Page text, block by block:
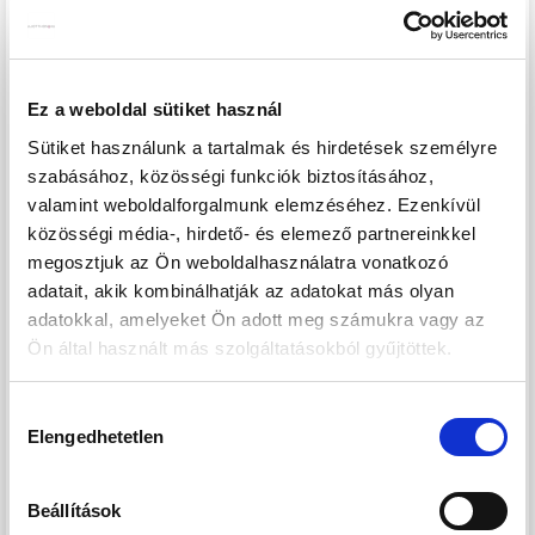
Ez a weboldal sütiket használ
Sütiket használunk a tartalmak és hirdetések személyre
szabásához, közösségi funkciók biztosításához,
valamint weboldalforgalmunk elemzéséhez. Ezenkívül
közösségi média-, hirdető- és elemező partnereinkkel
megosztjuk az Ön weboldalhasználatra vonatkozó
adatait, akik kombinálhatják az adatokat más olyan
adatokkal, amelyeket Ön adott meg számukra vagy az
Ön által használt más szolgáltatásokból gyűjtöttek.
kiválasztása
Elengedhetetlen
Beállítások
tartalommal rendelkező lakásokat. A projekt már
A korszerű kialakítás, a látványos homlokzat és a
hőszivattyús rendszer nemcsak modern életérzést, hanem
alacsony fenntartási költséget is biztosít. Ideális választás
saját otthonnak és befektetésnek egyaránt.
A kínálatban 30–104 m² közötti, 1–4 szobás lakások
érhetők el, többféle elrendezéssel. Minden lakáshoz erkély,
terasz vagy loggia tartozik, a földszinti lakások pedig saját
kertkapcsolattal és nagy terasszal rendelkeznek.
vásárolhatók, így a mindennapi kényelem teljes mértékben
biztosított.
sportolási lehetőségek, közlekedés és minden fontos